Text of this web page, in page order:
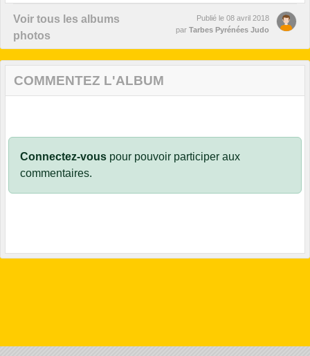
Voir tous les albums
photos
Publié le 08 avril 2018
par Tarbes Pyrénées Judo
COMMENTEZ L'ALBUM
Connectez-vous pour pouvoir participer aux
commentaires.